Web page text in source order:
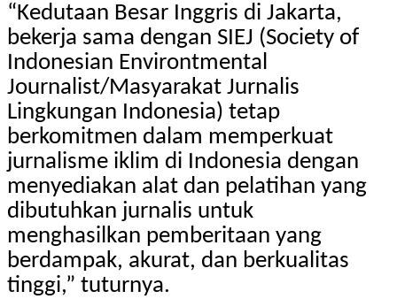
“Kedutaan Besar Inggris di Jakarta,
bekerja sama dengan SIEJ (Society of
Indonesian Environtmental
Journalist/Masyarakat Jurnalis
Lingkungan Indonesia) tetap
berkomitmen dalam memperkuat
jurnalisme iklim di Indonesia dengan
menyediakan alat dan pelatihan yang
dibutuhkan jurnalis untuk
menghasilkan pemberitaan yang
berdampak, akurat, dan berkualitas
tinggi,” tuturnya.